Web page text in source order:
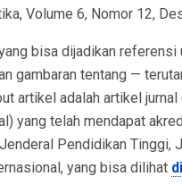
Volume 6, Nomor 12,
bisa dijadikan referensi
gambaran tentang —
artikel adalah artikel jurnal
yang telah mendapat
Pendidikan Tinggi,
yang bisa dilihat